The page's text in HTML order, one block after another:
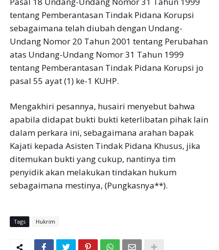
tentang Pemberantasan Tindak Pidana Korupsi
sebagaimana telah diubah dengan Undang-
Undang Nomor 20 Tahun 2001 tentang Perubahan
atas Undang-Undang Nomor 31 Tahun 1999
tentang Pemberantasan Tindak Pidana Korupsi jo
pasal 55 ayat (1) ke-1 KUHP.
Mengakhiri pesannya, husairi menyebut bahwa
apabila didapat bukti bukti keterlibatan pihak lain
dalam perkara ini, sebagaimana arahan bapak
Kajati kepada Asisten Tindak Pidana Khusus, jika
ditemukan bukti yang cukup, nantinya tim
penyidik akan melakukan tindakan hukum
sebagaimana mestinya, (Pungkasnya**).
Tags Hukrim